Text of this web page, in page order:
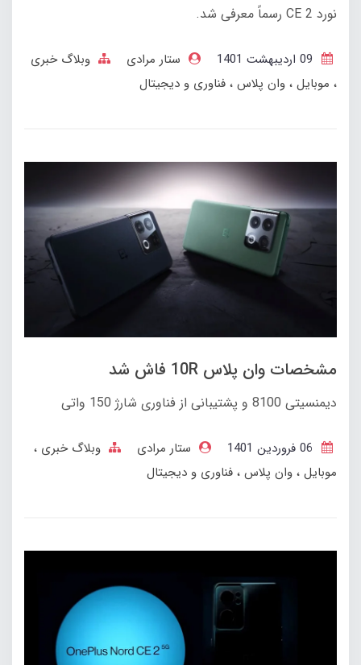
نورد CE 2 رسماً معرفی شد.
ستار مرادی
وبلاگ خبری
موبایل وان پلاس فناوری و دیجیتال
مشخصات وان پلاس 10R فاش شد
دیمنسیتی 8100 و پشتیبانی از فناوری شارژ 150 واتی
ستار مرادی
وبلاگ خبری
موبایل وان پلاس فناوری و دیجیتال